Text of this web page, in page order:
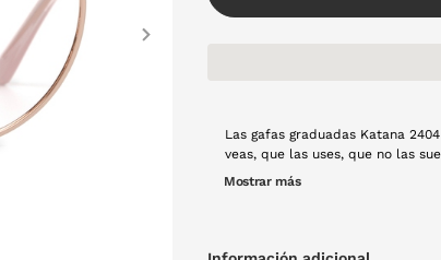
Las gafas graduadas Katana
veas, que las uses, que no las
Montura de metal en color
Mostrar más